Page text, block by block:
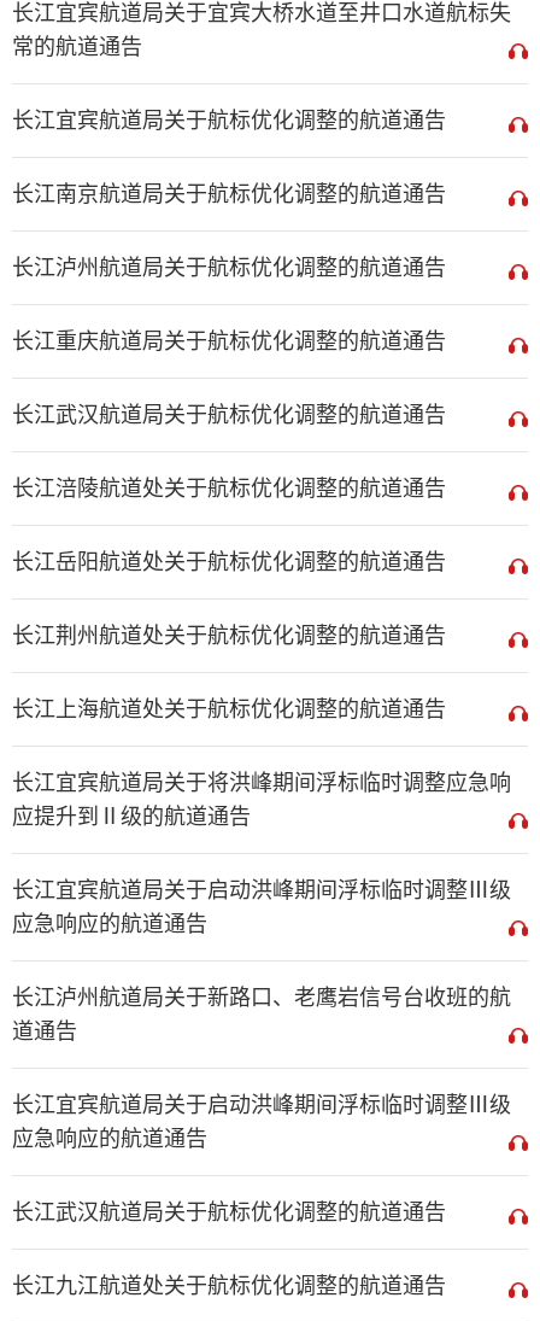
长江宜宾航道局关于宜宾大桥水道至井口水道航标失
常的航道通告
长江宜宾航道局关于航标优化调整的航道通告
长江南京航道局关于航标优化调整的航道通告
长江泸州航道局关于航标优化调整的航道通告
长江重庆航道局关于航标优化调整的航道通告
长江武汉航道局关于航标优化调整的航道通告
长江涪陵航道处关于航标优化调整的航道通告
长江岳阳航道处关于航标优化调整的航道通告
长江荆州航道处关于航标优化调整的航道通告
长江上海航道处关于航标优化调整的航道通告
长江宜宾航道局关于将洪峰期间浮标临时调整应急响
应提升到Ⅱ级的航道通告
长江宜宾航道局关于启动洪峰期间浮标临时调整Ⅲ级
应急响应的航道通告
长江泸州航道局关于新路口、老鹰岩信号台收班的航
道通告
长江宜宾航道局关于启动洪峰期间浮标临时调整Ⅲ级
应急响应的航道通告
长江武汉航道局关于航标优化调整的航道通告
长江九江航道处关于航标优化调整的航道通告